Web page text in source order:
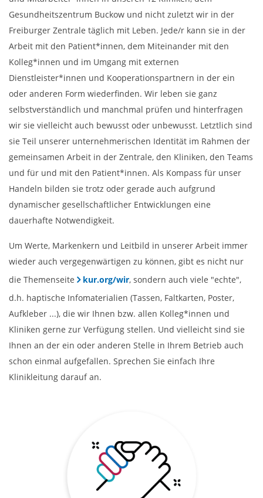
Gesundheitszentrum Buckow und nicht zuletzt wir in der
Freiburger Zentrale täglich mit Leben. Jede/r kann sie in der
Arbeit mit den Patient*innen, dem Miteinander mit den
Kolleg*innen und im Umgang mit externen
Dienstleister*innen und Kooperationspartnern in der ein
oder anderen Form wiederfinden. Wir leben sie ganz
selbstverständlich und manchmal prüfen und hinterfragen
wir sie vielleicht auch bewusst oder unbewusst. Letztlich sind
sie Teil unserer unternehmerischen Identität im Rahmen der
gemeinsamen Arbeit in der Zentrale, den Kliniken, den Teams
und für und mit den Patient*innen. Als Kompass für unser
Handeln bilden sie trotz oder gerade auch aufgrund
dynamischer gesellschaftlicher Entwicklungen eine
dauerhafte Notwendigkeit.
Um Werte, Markenkern und Leitbild in unserer Arbeit immer
wieder auch vergegenwärtigen zu können, gibt es nicht nur
die Themenseite
kur.org/wir, sondern auch viele "echte",
d.h. haptische Infomaterialien (Tassen, Faltkarten, Poster,
Aufkleber ...), die wir Ihnen bzw. allen Kolleg*innen und
Kliniken gerne zur Verfügung stellen. Und vielleicht sind sie
Ihnen an der ein oder anderen Stelle in Ihrem Betrieb auch
schon einmal aufgefallen. Sprechen Sie einfach Ihre
Klinikleitung darauf an.